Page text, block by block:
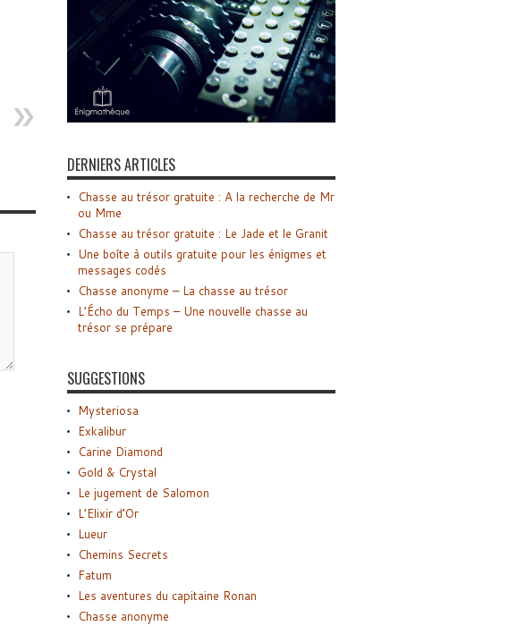
DERNIERS ARTICLES
Chasse au trésor gratuite : A la recherche de Mr
ou Mme
Chasse au trésor gratuite : Le Jade et le Granit
Une boîte à outils gratuite pour les énigmes et
messages codés
Chasse anonyme – La chasse au trésor
L’Écho du Temps – Une nouvelle chasse au
trésor se prépare
SUGGESTIONS
Mysteriosa
Exkalibur
Carine Diamond
Gold & Crystal
Le jugement de Salomon
L’Elixir d’Or
Lueur
Chemins Secrets
Fatum
Les aventures du capitaine Ronan
Chasse anonyme